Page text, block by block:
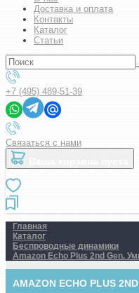
Доставка и оплата
Контакты
Каталог
Статьи
+7 (495) 489-51-39
Связаться с нами
Главная
Каталог
Беспроводные динамики
Amazon Echo Plus 2nd Gen.
AMAZON ECHO PLUS